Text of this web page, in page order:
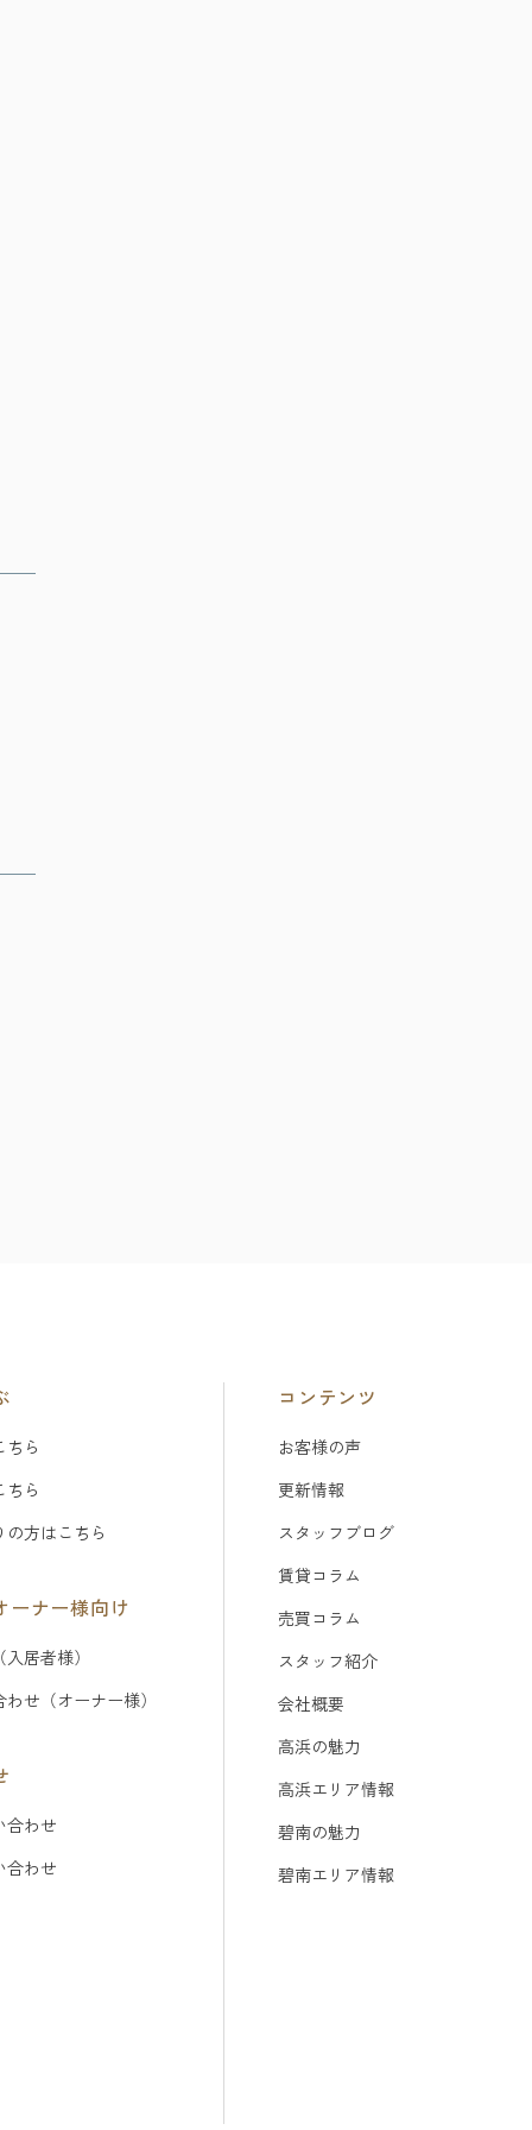
ちら
ら
方はこちら
ーナー様向け
居者様）
せ（オーナー様）
合わせ
合わせ
コンテンツ
お客様の声
更新情報
スタッフブログ
賃貸コラム
売買コラム
スタッフ紹介
会社概要
高浜の魅力
高浜エリア情報
碧南の魅力
碧南エリア情報